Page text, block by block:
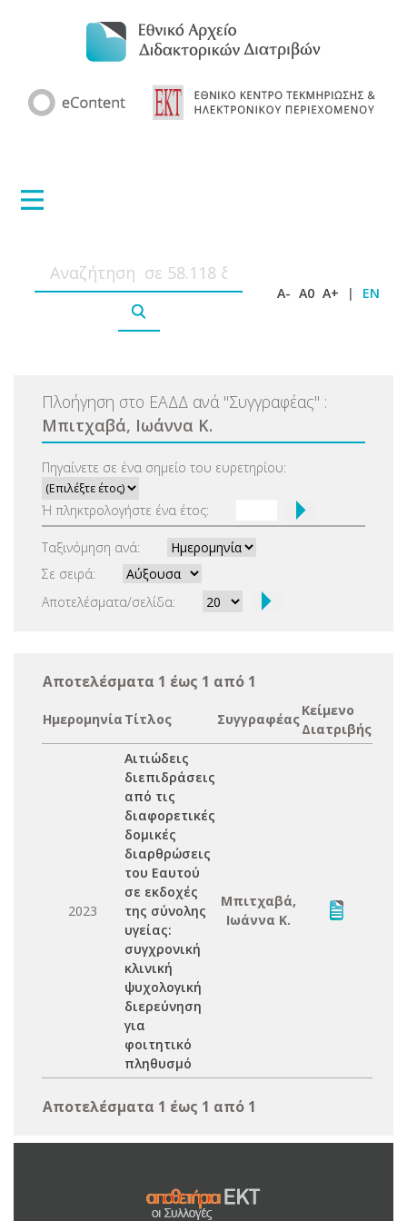
A- A0 A+ | EN
Πλοήγηση στο ΕΑΔΔ ανά "Συγγραφέας" :
Μπιτχαβά, Ιωάννα Κ.
Πηγαίνετε σε ένα σημείο του ευρετηρίου:
Ή πληκτρολογήστε ένα έτος:
Ταξινόμηση ανά:
Σε σειρά:
Αποτελέσματα/σελίδα:
Αποτελέσματα 1 έως 1 από 1
Ημερομηνία Τίτλος Συγγραφέας
Κείμενο
Διατριβής
2023
Αιτιώδεις
διεπιδράσεις
από τις
διαφορετικές
δομικές
διαρθρώσεις
του Εαυτού
σε εκδοχές
της σύνολης
υγείας:
συγχρονική
κλινική
ψυχολογική
διερεύνηση
για
φοιτητικό
πληθυσμό
Μπιτχαβά,
Ιωάννα Κ.
Αποτελέσματα 1 έως 1 από 1